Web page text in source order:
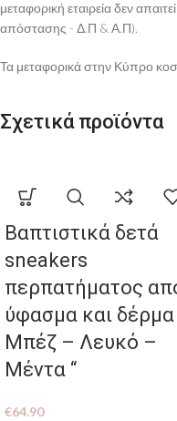
μεταφορική εταιρεία δεν
απόστασης - Δ.Π & Α.Π).
Τα μεταφορικά στην Κύπρο
Σχετικά προϊόντα
Βαπτιστικά δετά
sneakers
περπατήματος
ύφασμα και δέρμα
Μπέζ – Λευκό –
Μέντα “
€64.90